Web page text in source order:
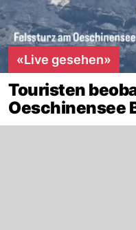
«Live gesehen»
Touristen
Oeschinensee